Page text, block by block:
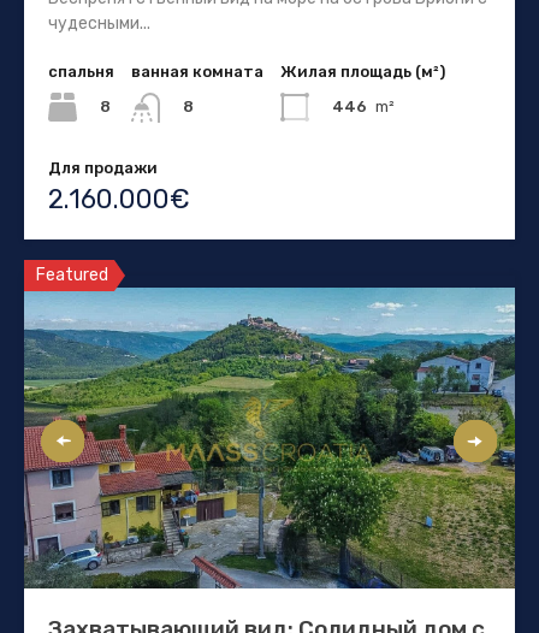
чудесными...
спальня
8
ванная комната
8
Жилая площадь (м²)
446 m²
Для продажи
2.160.000€
Featured